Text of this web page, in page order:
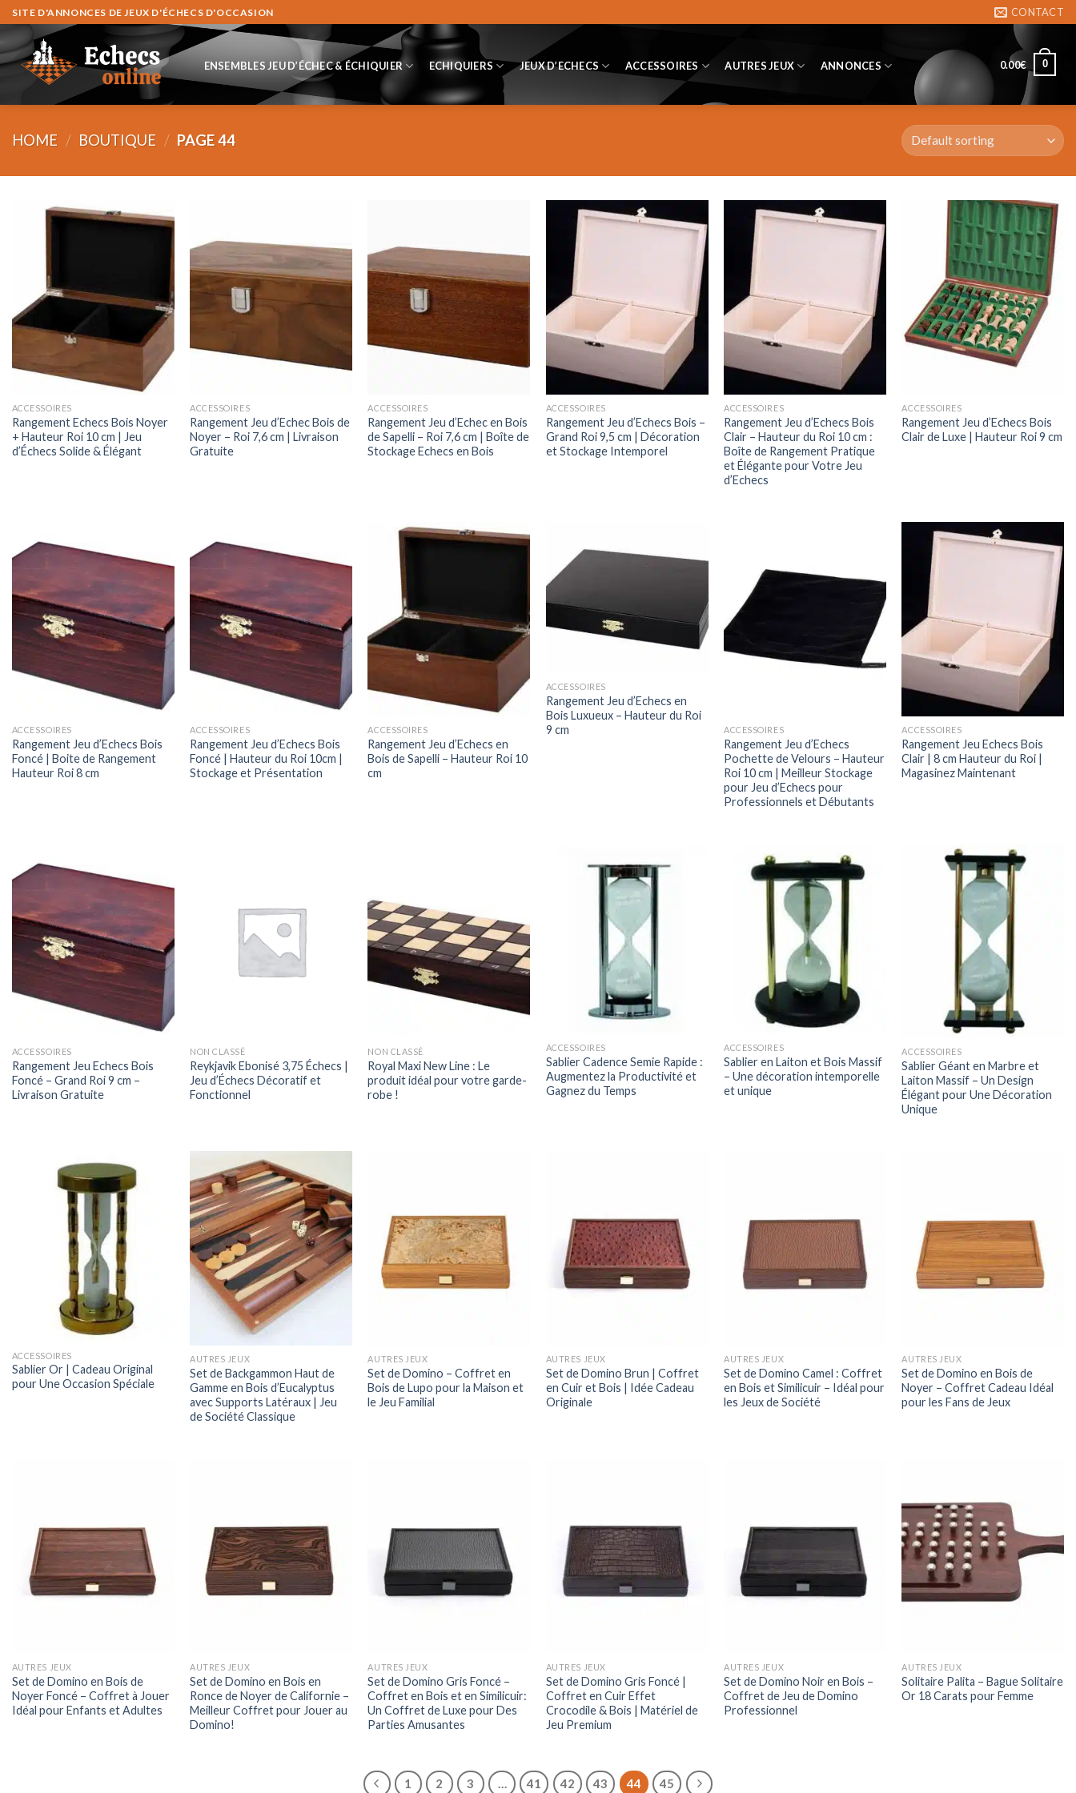
Skip
to
content
SITE D'ANNONCES DE JEUX D'ÉCHECS D'OCCASION CONTACT
ENSEMBLES JEU D’ÉCHEC & ÉCHIQUIER ECHIQUIERS JEUX D’ECHECS ACCESSOIRES AUTRES JEUX ANNONCES 0.00€ 0
HOME / BOUTIQUE / PAGE 44
ACCESSOIRES
Rangement Echecs Bois Noyer
+ Hauteur Roi 10 cm | Jeu
d’Échecs Solide & Élégant
ACCESSOIRES
Rangement Jeu d’Echec Bois de
Noyer – Roi 7,6 cm | Livraison
Gratuite
ACCESSOIRES
Rangement Jeu d’Echec en Bois
de Sapelli – Roi 7,6 cm | Boîte de
Stockage Echecs en Bois
ACCESSOIRES
Rangement Jeu d’Echecs Bois –
Grand Roi 9,5 cm | Décoration
et Stockage Intemporel
ACCESSOIRES
Rangement Jeu d’Echecs Bois
Clair – Hauteur du Roi 10 cm :
Boîte de Rangement Pratique
et Élégante pour Votre Jeu
d’Echecs
ACCESSOIRES
Rangement Jeu d’Echecs Bois
Clair de Luxe | Hauteur Roi 9 cm
ACCESSOIRES
Rangement Jeu d’Echecs Bois
Foncé | Boite de Rangement
Hauteur Roi 8 cm
ACCESSOIRES
Rangement Jeu d’Echecs Bois
Foncé | Hauteur du Roi 10cm |
Stockage et Présentation
ACCESSOIRES
Rangement Jeu d’Echecs en
Bois de Sapelli – Hauteur Roi 10
cm
ACCESSOIRES
Rangement Jeu d’Echecs en
Bois Luxueux – Hauteur du Roi
9 cm
ACCESSOIRES
Rangement Jeu d’Echecs
Pochette de Velours – Hauteur
Roi 10 cm | Meilleur Stockage
pour Jeu d’Echecs pour
Professionnels et Débutants
ACCESSOIRES
Rangement Jeu Echecs Bois
Clair | 8 cm Hauteur du Roi |
Magasinez Maintenant
ACCESSOIRES
Rangement Jeu Echecs Bois
Foncé – Grand Roi 9 cm –
Livraison Gratuite
NON CLASSÉ
Reykjavik Ebonisé 3,75 Échecs |
Jeu d’Échecs Décoratif et
Fonctionnel
NON CLASSÉ
Royal Maxi New Line : Le
produit idéal pour votre garde-
robe !
ACCESSOIRES
Sablier Cadence Semie Rapide :
Augmentez la Productivité et
Gagnez du Temps
ACCESSOIRES
Sablier en Laiton et Bois Massif
– Une décoration intemporelle
et unique
ACCESSOIRES
Sablier Géant en Marbre et
Laiton Massif – Un Design
Élégant pour Une Décoration
Unique
ACCESSOIRES
Sablier Or | Cadeau Original
pour Une Occasion Spéciale
AUTRES JEUX
Set de Backgammon Haut de
Gamme en Bois d’Eucalyptus
avec Supports Latéraux | Jeu
de Société Classique
AUTRES JEUX
Set de Domino – Coffret en
Bois de Lupo pour la Maison et
le Jeu Familial
AUTRES JEUX
Set de Domino Brun | Coffret
en Cuir et Bois | Idée Cadeau
Originale
AUTRES JEUX
Set de Domino Camel : Coffret
en Bois et Similicuir – Idéal pour
les Jeux de Société
AUTRES JEUX
Set de Domino en Bois de
Noyer – Coffret Cadeau Idéal
pour les Fans de Jeux
AUTRES JEUX
Set de Domino en Bois de
Noyer Foncé – Coffret à Jouer
Idéal pour Enfants et Adultes
AUTRES JEUX
Set de Domino en Bois en
Ronce de Noyer de Californie –
Meilleur Coffret pour Jouer au
Domino!
AUTRES JEUX
Set de Domino Gris Foncé –
Coffret en Bois et en Similicuir:
Un Coffret de Luxe pour Des
Parties Amusantes
AUTRES JEUX
Set de Domino Gris Foncé |
Coffret en Cuir Effet
Crocodile & Bois | Matériel de
Jeu Premium
AUTRES JEUX
Set de Domino Noir en Bois –
Coffret de Jeu de Domino
Professionnel
AUTRES JEUX
Solitaire Palita – Bague Solitaire
Or 18 Carats pour Femme
1 2 3 … 41 42 43 44 45